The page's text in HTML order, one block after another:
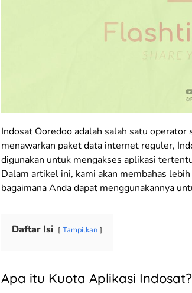
Indosat Ooredoo adalah salah satu
menawarkan paket data internet reguler,
digunakan untuk mengakses aplikasi
Dalam artikel ini, kami akan membahas
bagaimana Anda dapat menggunakannya
Daftar Isi Tampilkan
Apa itu Kuota Aplikasi Indosat?